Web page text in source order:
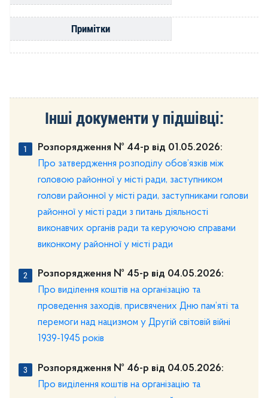
Примітки
Інші документи у підшівці:
Розпорядження № 44-р від 01.05.2026:
Про затвердження розподілу обов’язків між
головою районної у місті ради, заступником
голови районної у місті ради, заступниками голови
районної у місті ради з питань діяльності
виконавчих органів ради та керуючою справами
виконкому районної у місті ради
Розпорядження № 45-р від 04.05.2026:
Про виділення коштів на організацію та
проведення заходів, присвячених Дню пам’яті та
перемоги над нацизмом у Другій світовій війні
1939-1945 років
Розпорядження № 46-р від 04.05.2026:
Про виділення коштів на організацію та